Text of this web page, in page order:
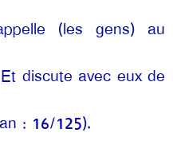
(les gens) au
discute avec eux de
: 16/125).